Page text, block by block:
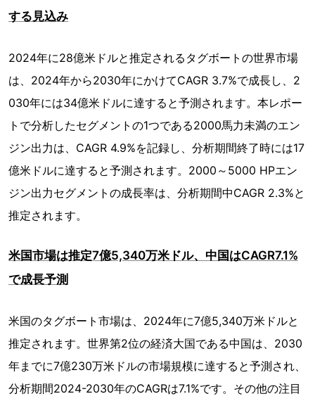
する見込み
2024年に28億米ドルと推定されるタグボートの世界市場
は、2024年から2030年にかけてCAGR 3.7%で成長し、2
030年には34億米ドルに達すると予測されます。本レポー
トで分析したセグメントの1つである2000馬力未満のエン
ジン出力は、CAGR 4.9%を記録し、分析期間終了時には17
億米ドルに達すると予測されます。2000～5000 HPエン
ジン出力セグメントの成長率は、分析期間中CAGR 2.3%と
推定されます。
米国市場は推定7億5,340万米ドル、中国はCAGR7.1%
で成長予測
米国のタグボート市場は、2024年に7億5,340万米ドルと
推定されます。世界第2位の経済大国である中国は、2030
年までに7億230万米ドルの市場規模に達すると予測され、
分析期間2024-2030年のCAGRは7.1%です。その他の注目